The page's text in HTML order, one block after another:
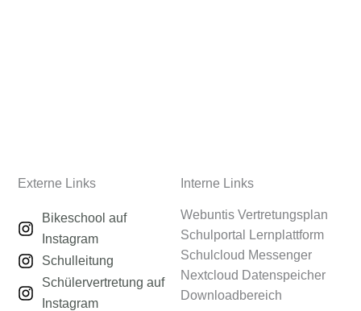
Interne Links
Webuntis Vertretungsplan
Schulportal Lernplattform
Schulcloud Messenger
Nextcloud Datenspeicher
Downloadbereich
Externe Links
Bikeschool auf
Instagram
Schulleitung
Schülervertretung auf
Instagram